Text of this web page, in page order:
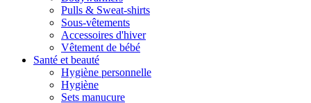
Pulls & Sweat-shirts
Sous-vêtements
Accessoires d'hiver
Vêtement de bébé
Santé et beauté
Hygiène personnelle
Hygiène
Sets manucure